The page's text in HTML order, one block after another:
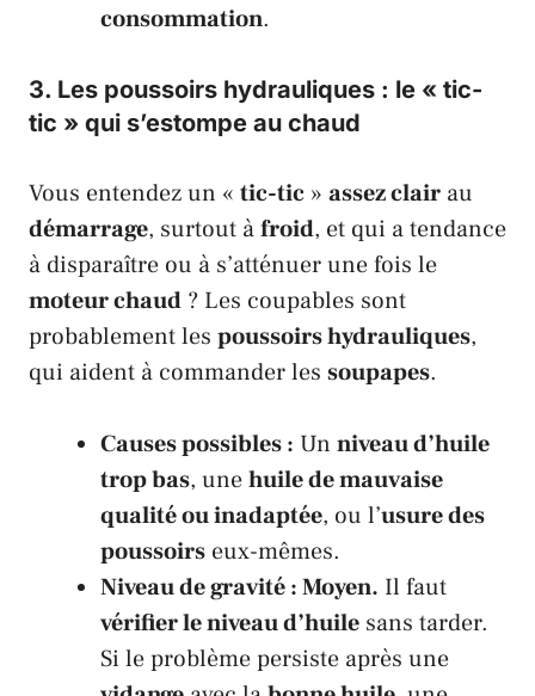
consommation.
3. Les poussoirs hydrauliques : le « tic-
tic » qui s’estompe au chaud
Vous entendez un « tic-tic » assez clair au
démarrage, surtout àfroid, et qui a tendance
à disparaître ou à s’atténuer une fois le
moteur chaud ? Les coupables sont
probablement les poussoirs hydrauliques,
qui aident à commander les soupapes.
Causes possibles : Un niveau d’huile
trop bas, unehuile de mauvaise
qualité ou inadaptée, ou l’usure des
poussoirs eux-mêmes.
Niveau de gravité : Moyen. Il faut
vérifier le niveau d’huile sans tarder.
Si le problème persiste après une